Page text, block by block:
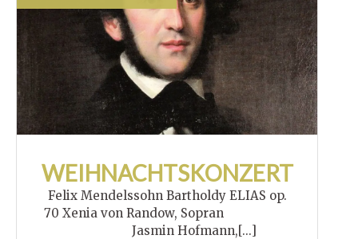
WEIHNACHTSKONZERT
Felix Mendelssohn Bartholdy ELIAS op.
70 Xenia von Randow, Sopran
Jasmin Hofmann,[...]